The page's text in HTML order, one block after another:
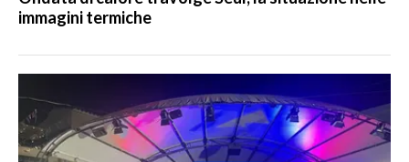
immagini termiche